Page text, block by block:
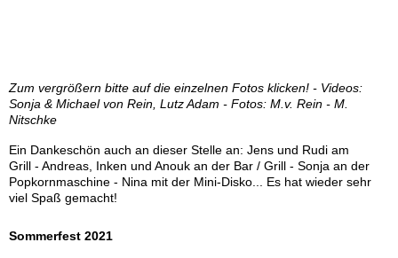
Zum vergrößern bitte auf die einzelnen Fotos klicken! - Videos:
Sonja & Michael von Rein, Lutz Adam - Fotos: M.v. Rein - M.
Nitschke
Ein Dankeschön auch an dieser Stelle an: Jens und Rudi am
Grill - Andreas, Inken und Anouk an der Bar / Grill - Sonja an der
Popkornmaschine - Nina mit der Mini-Disko... Es hat wieder sehr
viel Spaß gemacht!
Sommerfest 2021